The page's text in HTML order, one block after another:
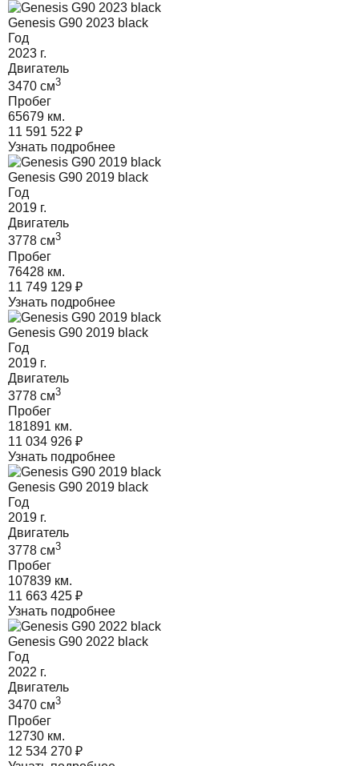
Genesis G90 2023 black
Год
2023 г.
Двигатель
3470 cм3
Пробег
65679 км.
11 591 522 ₽
Узнать подробнее
Genesis G90 2019 black
Год
2019 г.
Двигатель
3778 cм3
Пробег
76428 км.
11 749 129 ₽
Узнать подробнее
Genesis G90 2019 black
Год
2019 г.
Двигатель
3778 cм3
Пробег
181891 км.
11 034 926 ₽
Узнать подробнее
Genesis G90 2019 black
Год
2019 г.
Двигатель
3778 cм3
Пробег
107839 км.
11 663 425 ₽
Узнать подробнее
Genesis G90 2022 black
Год
2022 г.
Двигатель
3470 cм3
Пробег
12730 км.
12 534 270 ₽